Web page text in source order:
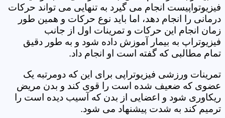
فیزیوتواپیست انجام می گیرد به تنهایی می تواند حرکات
درمانی را انجام دهد، اما باید نوع حرکات و همین طور
زمان انجام این حرکات و تمرینات اول از جانب
فیزیوتراپ به بیمار آموزش داده شود و به طور دقیق
تمام مطالبی که گفته است او انجام داد.
تمرینات ورزشی فیزیوتراپی برای این که دومرتبه یک
عضوی که ضعیف شده است را قوی کند و بدن مریض
ریکاوری شود و اعضایی از بدن که آسیب دیده است را
ترمیم کند به شدت پیشنهاد می شود.